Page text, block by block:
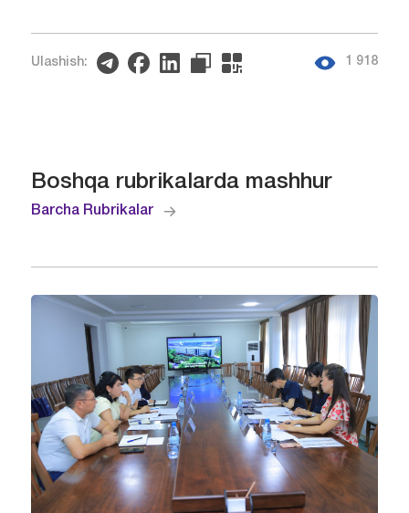
Ulashish: 1 918
Boshqa rubrikalarda mashhur
Barcha Rubrikalar